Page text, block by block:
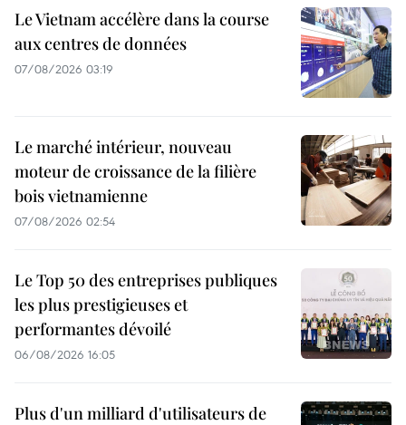
Le Vietnam accélère dans la course
aux centres de données
07/08/2026 03:19
Le marché intérieur, nouveau
moteur de croissance de la filière
bois vietnamienne
07/08/2026 02:54
Le Top 50 des entreprises publiques
les plus prestigieuses et
performantes dévoilé
06/08/2026 16:05
Plus d'un milliard d'utilisateurs de